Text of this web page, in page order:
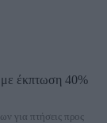
έκπτωση 40%
για πτήσεις προς